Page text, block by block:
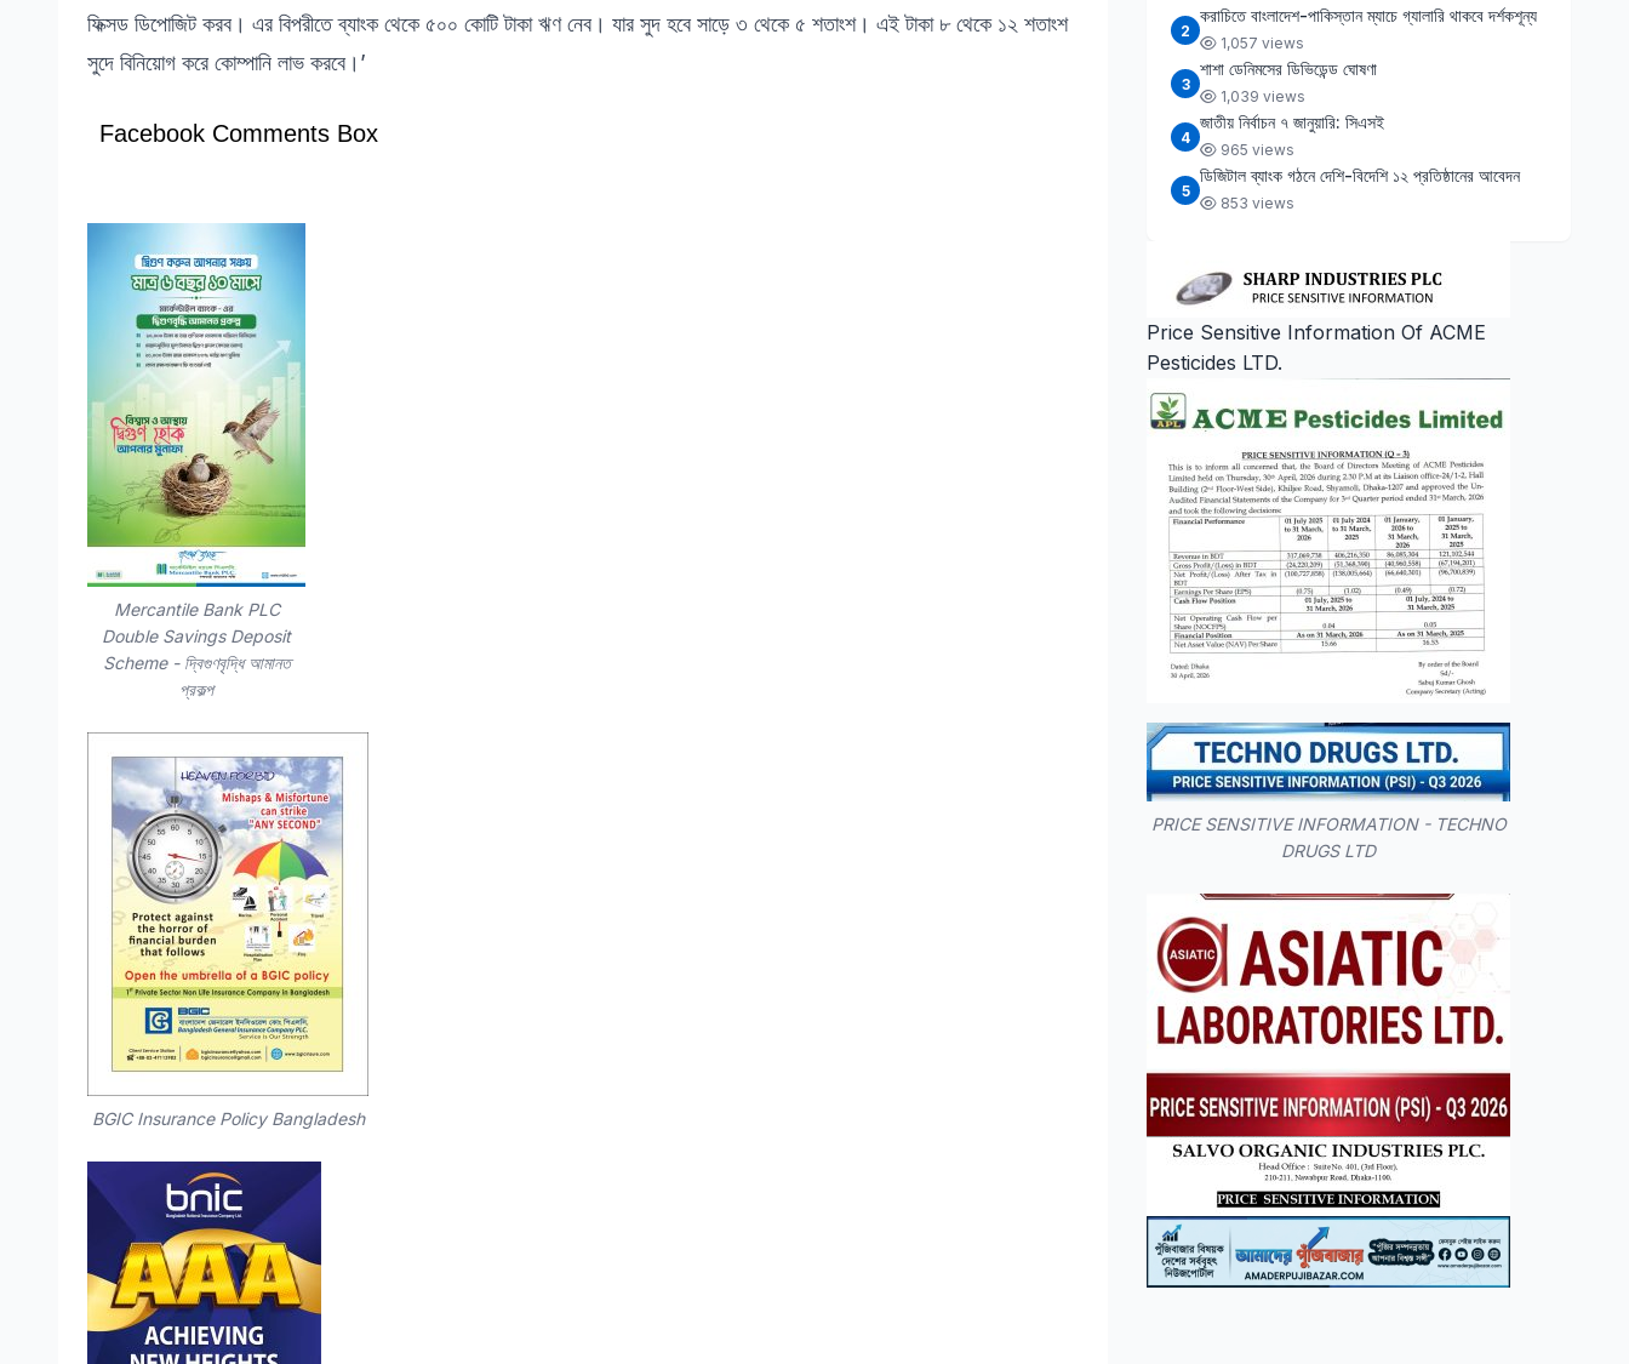
ফিক্সড ডিপোজিট করব। এর বিপরীতে ব্যাংক থেকে ৫০০ কোটি টাকা ঋণ নেব। যার সুদ হবে সাড়ে ৩ থেকে ৫ শতাংশ। এই টাকা ৮ থেকে ১২ শতাংশ
সুদে বিনিয়োগ করে কোম্পানি লাভ করবে।’
Facebook Comments Box
Mercantile Bank PLC
Double Savings Deposit
Scheme - দ্বিগুণবৃদ্ধি আমানত
প্রকল্প
BGIC Insurance Policy Bangladesh
2
করাচিতে বাংলাদেশ-পাকিস্তান ম্যাচে গ্যালারি থাকবে দর্শকশূন্য
1,057 views
3
শাশা ডেনিমসের ডিভিডেন্ড ঘোষণা
1,039 views
4
জাতীয় নির্বাচন ৭ জানুয়ারি: সিএসই
965 views
5
ডিজিটাল ব্যাংক গঠনে দেশি-বিদেশি ১২ প্রতিষ্ঠানের আবেদন
853 views
Price Sensitive Information Of ACME
Pesticides LTD.
PRICE SENSITIVE INFORMATION - TECHNO
DRUGS LTD